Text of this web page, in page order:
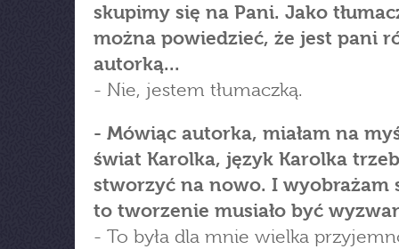
skupimy się na Pani. Jako
można powiedzieć, że jest pani
autorką...
- Nie, jestem tłumaczką.
- Mówiąc autorka, miałam na
świat Karolka, język Karolka
stworzyć na nowo. I wyobrażam
to tworzenie musiało być
- To była dla mnie wielka